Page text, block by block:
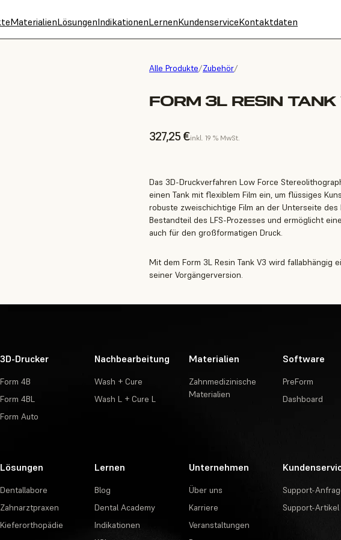
MaterialienLösungenIndikationenLernenKundenserviceKontaktdaten
Alle Produkte/Zubehör/
FORM 3L RESIN TANK
327,25 €inkl. 19 % MwSt.
Das 3D-Druckverfahren Low Force
einen Tank mit flexiblem Film ein, um flüssiges
robuste zweischichtige Film an der Unterseite des
Bestandteil des LFS-Prozesses und ermöglicht
auch für den großformatigen Druck.
Mit dem Form 3L Resin Tank V3 wird
seiner Vorgängerversion.
3D-Drucker
Form 4B
Form 4BL
Form Auto
Nachbearbeitung
Wash + Cure
Wash L + Cure L
Materialien
Zahnmedizinische
Materialien
Software
PreForm
Dashboard
Lösungen
Dentallabore
Zahnarztpraxen
Kieferorthopädie
Lernen
Blog
Dental Academy
Indikationen
Unternehmen
Über uns
Karriere
Veranstaltungen
Support-
Support-Artikel